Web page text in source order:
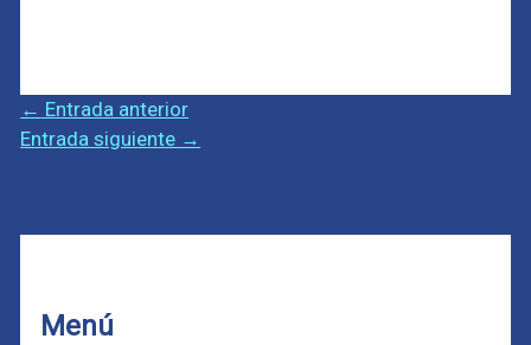
← Entrada anterior
Entrada siguiente →
Menú